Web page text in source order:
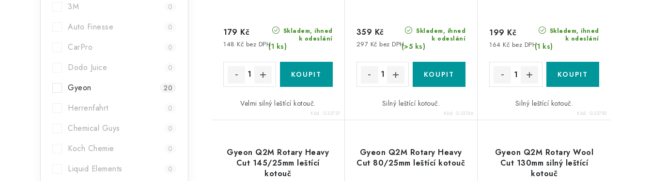
3M 0
Auto Finesse 0
CarPro 0
Dodo Juice 0
Gyeon 20
Herrenfahrt 0
Chemical Guys 0
Koch Chemie 0
Liquid Elements 0
k
t
ů
Skladem, ihned
k odeslání
(1 ks)
148 Kč bez DPH
179 Kč
Velmi silný leštící kotouč.
Kód: G33737
Skladem, ihned
k odeslání
(>5 ks)
297 Kč bez DPH
359 Kč
Silný leštící kotouč.
Kód:G33746
Skladem, ihned
k odeslání
(1 ks)
164 Kč bez DPH
199 Kč
Silný leštící kotouč.
Kód: G33750
Gyeon Q2M Rotary Heavy
Cut 145/25mm leštící
kotouč
Gyeon Q2M Rotary Heavy
Cut 80/25mm leštící kotouč
Gyeon Q2M Rotary Wool
Cut 130mm silný leštící
kotouč